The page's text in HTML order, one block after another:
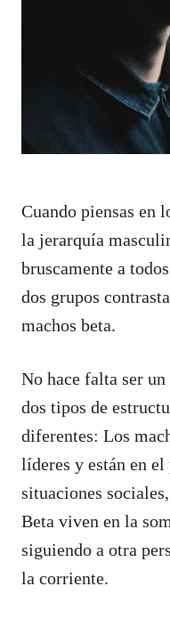
Cuando piensas en
la jerarquía
bruscamente a
dos grupos
machos beta.
No hace falta ser un
dos tipos de
diferentes: Los
líderes y están en
situaciones
Beta viven en la
siguiendo a otra
la corriente.